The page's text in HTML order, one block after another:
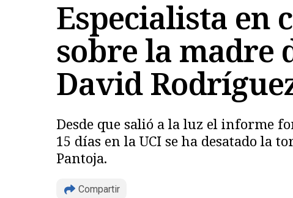
Especialista en
sobre la madre
David
Desde que salió a la luz el informe
15 días en la UCI se ha desatado la
Pantoja.
Compartir